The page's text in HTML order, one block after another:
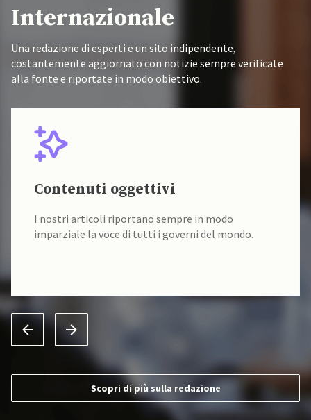
Internazionale
Una redazione di esperti e un sito indipendente,
costantemente aggiornato con notizie sempre verificate
alla fonte e riportate in modo obiettivo.
Contenuti oggettivi
I nostri articoli riportano sempre in modo
imparziale la voce di tutti i governi del mondo.
Scopri di più sulla redazione